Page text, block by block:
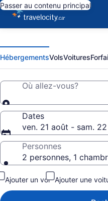
Passer au contenu principal
Aubaines
:
Vols,
Hôtels
voyage
HébergementsVolsVoitures
Où allez-vous?
Dates
ven. 21 août - sam.
Personnes
2 personnes, 1
Ajouter un vol Ajouter une